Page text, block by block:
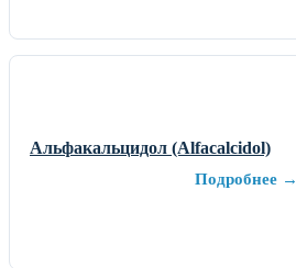
Альфакальцидол (Alfacalcidol)
Подробнее →